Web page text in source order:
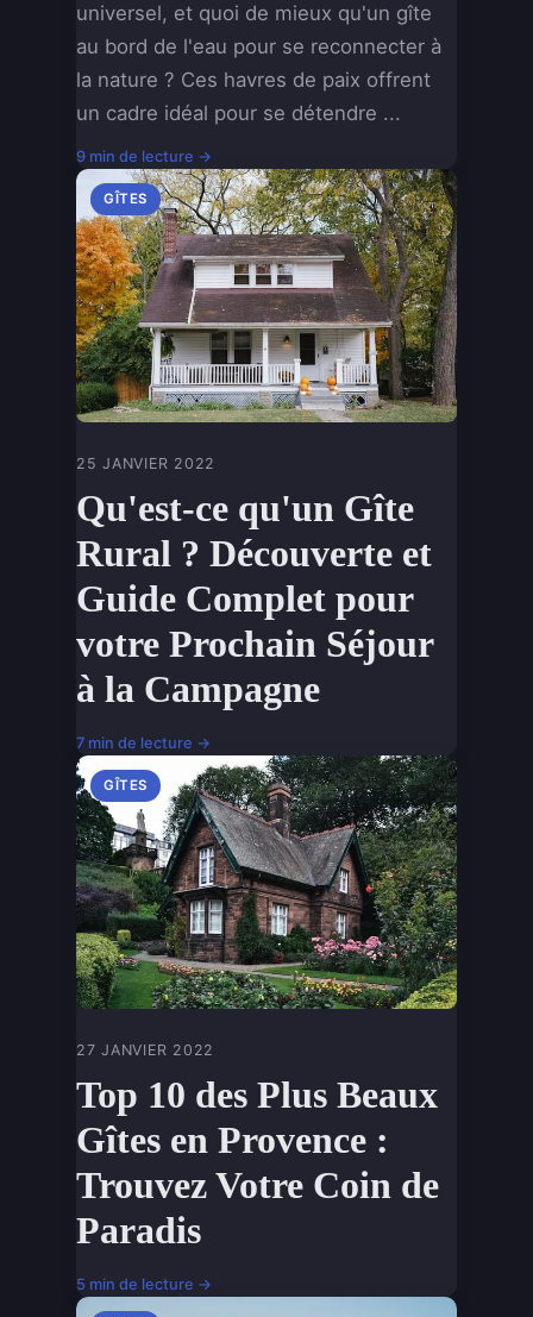
universel, et quoi de mieux qu'un gîte
au bord de l'eau pour se reconnecter à
la nature ? Ces havres de paix offrent
un cadre idéal pour se détendre ...
9 min de lecture →
GÎTES
25 JANVIER 2022
Qu'est-ce qu'un Gîte
Rural ? Découverte et
Guide Complet pour
votre Prochain Séjour
à la Campagne
7 min de lecture →
GÎTES
27 JANVIER 2022
Top 10 des Plus Beaux
Gîtes en Provence :
Trouvez Votre Coin de
Paradis
5 min de lecture →